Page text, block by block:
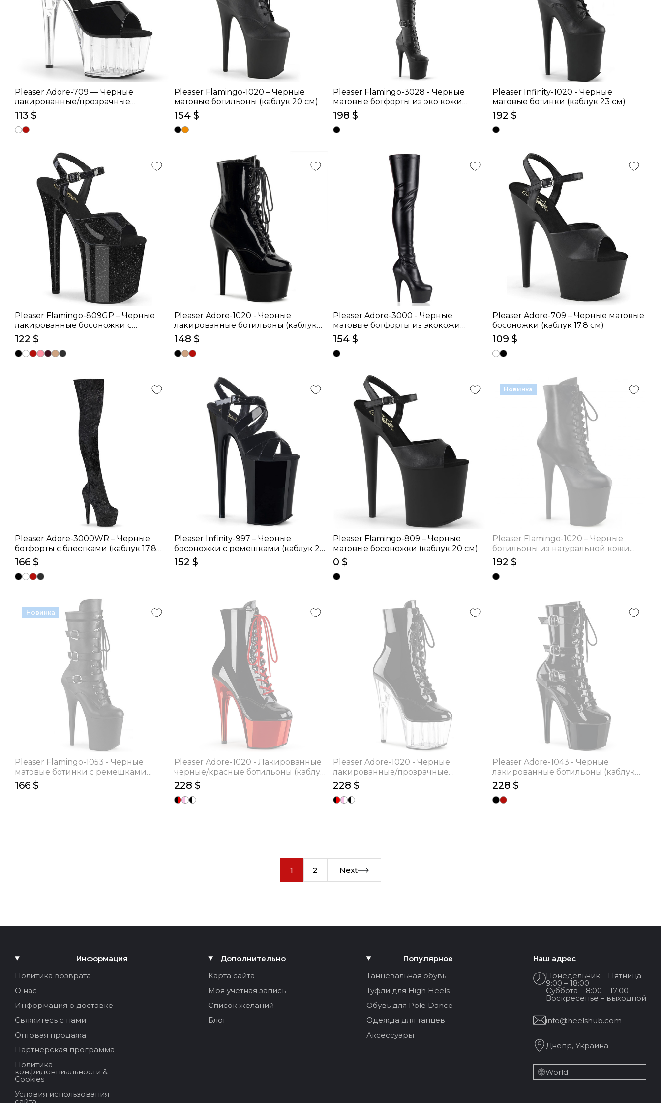
Pleaser Adore-709 — Черные
лакированные/прозрачные
босоножки (каблук 17.8 см)
113 $
Pleaser Flamingo-1020 – Черные
матовые ботильоны (каблук 20 см)
154 $
Pleaser Flamingo-3028 - Черные
матовые ботфорты из эко кожи
(каблук 20 см)
198 $
Pleaser Infinity-1020 - Черные
матовые ботинки (каблук 23 см)
192 $
Pleaser Flamingo-809GP – Черные
лакированные босоножки с
блестками (каблук 20 см)
122 $
Pleaser Adore-1020 - Черные
лакированные ботильоны (каблук
17.8 см)
148 $
Pleaser Adore-3000 - Черные
матовые ботфорты из экокожи
(каблук 17.8 см)
154 $
Pleaser Adore-709 – Черные матовые
босоножки (каблук 17.8 см)
109 $
Pleaser Adore-3000WR – Черные
ботфорты с блестками (каблук 17.8
см)
166 $
Pleaser Infinity-997 – Черные
босоножки с ремешками (каблук 23
см)
152 $
Pleaser Flamingo-809 – Черные
матовые босоножки (каблук 20 см)
0 $
Новинка
Pleaser Flamingo-1020 – Черные
ботильоны из натуральной кожи
(каблук 20 см)
192 $
Новинка
Pleaser Flamingo-1053 - Черные
матовые ботинки с ремешками
(каблук 20 см)
166 $
Pleaser Adore-1020 - Лакированные
черные/красные ботильоны (каблук
17.8 см)
228 $
Pleaser Adore-1020 - Черные
лакированные/прозрачные
ботильоны (каблук 17.8 см)
228 $
Pleaser Adore-1043 - Черные
лакированные ботильоны (каблук
17.8 см)
228 $
1 2 Next
Информация
Политика возврата
О нас
Информация о доставке
Свяжитесь с нами
Оптовая продажа
Партнёрская программа
Политика
конфиденциальности &
Cookies
Условия использования
Дополнительно
Карта сайта
Моя учетная запись
Список желаний
Блог
Популярное
Танцевальная обувь
Туфли для High Heels
Обувь для Pole Dance
Одежда для танцев
Аксессуары
Наш адрес
Понедельник – Пятница
9:00 – 18:00
Суббота – 8:00 – 17:00
Воскресенье – выходной
info@heelshub.com
Днепр, Украина
World